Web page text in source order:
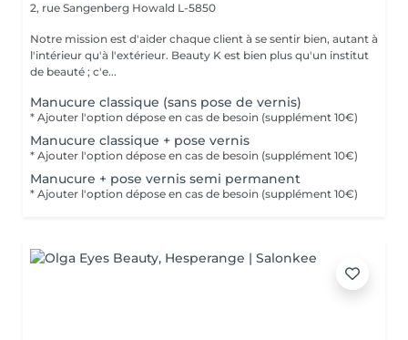
2, rue Sangenberg Howald L-5850
Notre mission est d'aider chaque client à se sentir bien, autant à
l'intérieur qu'à l'extérieur. Beauty K est bien plus qu'un institut
de beauté ; c'e...
Manucure classique (sans pose de vernis)
* Ajouter l'option dépose en cas de besoin (supplément 10€)
Manucure classique + pose vernis
* Ajouter l'option dépose en cas de besoin (supplément 10€)
Manucure + pose vernis semi permanent
* Ajouter l'option dépose en cas de besoin (supplément 10€)